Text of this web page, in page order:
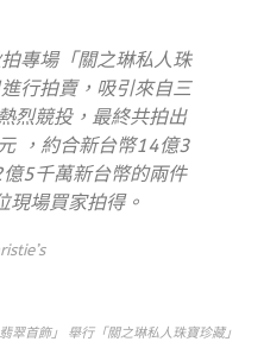
專場「關之琳私人珠
行拍賣，吸引來自三
烈競投，最終共拍出
，約合新台幣14億3
5千萬新台幣的兩件
現場買家拍得。
翠首飾」 舉行「關之琳私人珠寶珍藏」